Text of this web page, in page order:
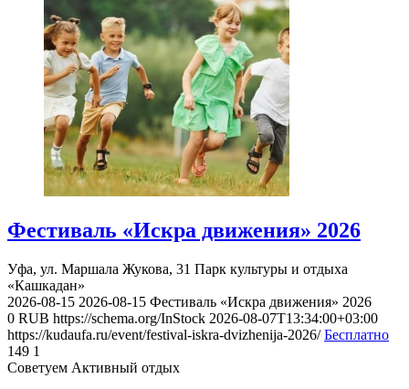
Фестиваль «Искра движения» 2026
Уфа, ул. Маршала Жукова, 31 Парк культуры и отдыха
«Кашкадан»
2026-08-15 2026-08-15 Фестиваль «Искра движения» 2026
0 RUB https://schema.org/InStock 2026-08-07T13:34:00+03:00
https://kudaufa.ru/event/festival-iskra-dvizhenija-2026/ Бесплатно
149 1
Советуем Активный отдых